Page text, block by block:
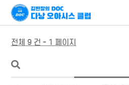
베트남 에코걸
전체 9 건 - 1 페이지